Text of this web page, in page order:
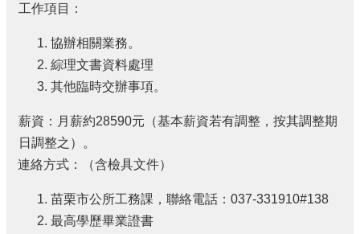
工作項目：
協辦相關業務。
綜理文書資料處理
其他臨時交辦事項。
薪資：月薪約28590元（基本薪資若有調整，按其調整期
日調整之）。
連絡方式：（含檢具文件）
苗栗市公所工務課，聯絡電話：037-331910#138
最高學歷畢業證書